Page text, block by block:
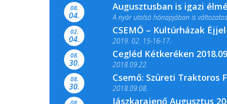
08.
04.
Augusztusban is igazi
A nyár utolsó hónapjában is
02.
04.
CSEMŐ – Kultúrházak
2019. 02. 15-16-17.
Színes és tartalmas programokkal
08.
30.
Cegléd Kétkeréken
2018.09.22.
08.
30.
Csemő: Szüreti Traktoros
2018.09.08.
Jászkarajenő Augusztus